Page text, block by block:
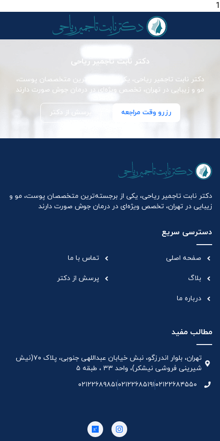
1
دکتر نابت تاجمیر ریاحی
دکتر نابت تاجمیر ریاحی، یکی از برجسته‌ترین متخصصان پوست،
مو و زیبایی در تهران، تخصص ویژه‌ای در درمان جوش صورت دارند
رزرو وقت مراجعه پرسش از دکتر
دکتر نابت تاجمیر ریاحی، یکی از برجسته‌ترین متخصصان پوست، مو و
زیبایی در تهران، تخصص ویژه‌ای در درمان جوش صورت دارند
دسترسی سریع
صفحه اصلی
بلاگ
درباره ما
تماس با ما
پرسش از دکتر
مطالب مفید
تهران، بلوار اندرزگو، نبش خیابان عبداللهی جنوبی، پلاک ۷۰(نیش
شیرینی فروشی نیشکر)، واحد ۳۳ ، طبقه ۵
۰۲۱۲۲۶۸۴۵۵۰۰۲۱۲۲۶۸۵۱۹۱۰۲۱۲۲۶۸۹۸۵۱